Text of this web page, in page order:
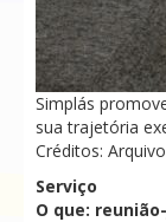
Simplás
sua trajetória
Créditos:
Serviço
O que: